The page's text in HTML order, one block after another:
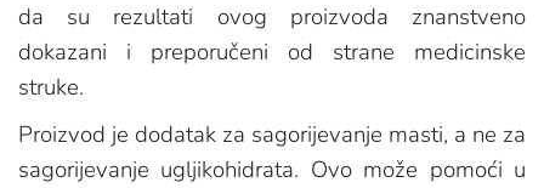
da su rezultati ovog proizvoda znanstveno
dokazani i preporučeni od strane medicinske
struke.
Proizvod je dodatak za sagorijevanje masti, a ne za
sagorijevanje ugljikohidrata. Ovo može pomoći u